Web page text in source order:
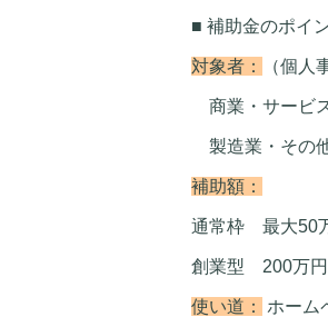
■ 補助金のポイ
対象者： （個人
商業・サービ
製造業・その
補助額：
通常枠 最大50
創業型 200万円
使い道： ホーム